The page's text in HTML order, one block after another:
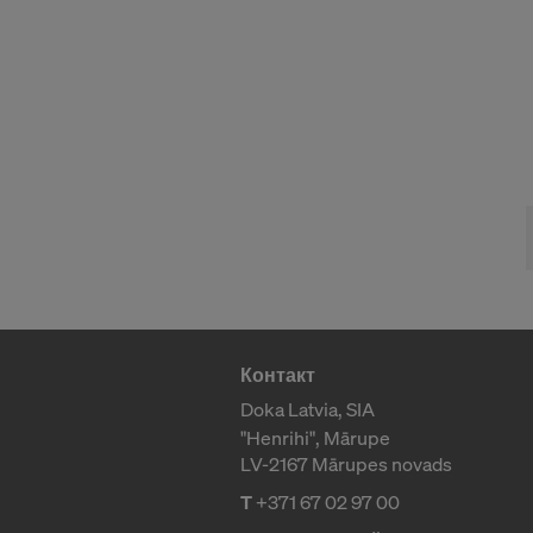
Контакт
Doka Latvia, SIA
"Henrihi", Mārupe
LV-2167 Mārupes novads
T+371 67 02 97 00
открыв
И